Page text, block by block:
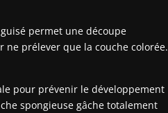
permet une découpe
ne prélever que la couche colorée.
pour prévenir le développement
spongieuse gâche totalement